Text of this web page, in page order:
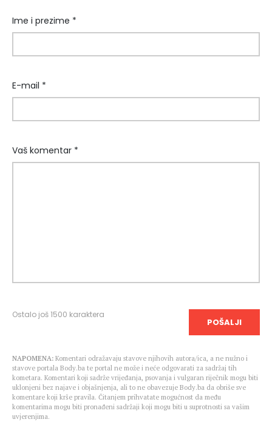
Ime i prezime *
E-mail *
Vaš komentar *
Ostalo još1500 karaktera
POŠALJI
NAPOMENA: Komentari odražavaju stavove njihovih autora/ica, a ne nužno i
stavove portala Body.ba te portal ne može i neće odgovarati za sadržaj tih
kometara. Komentari koji sadrže vrijeđanja, psovanja i vulgaran riječnik mogu biti
uklonjeni bez najave i objašnjenja, ali to ne obavezuje Body.ba da obriše sve
komentare koji krše pravila. Čitanjem prihvatate mogućnost da među
komentarima mogu biti pronađeni sadržaji koji mogu biti u suprotnosti sa vašim
uvjerenjima.